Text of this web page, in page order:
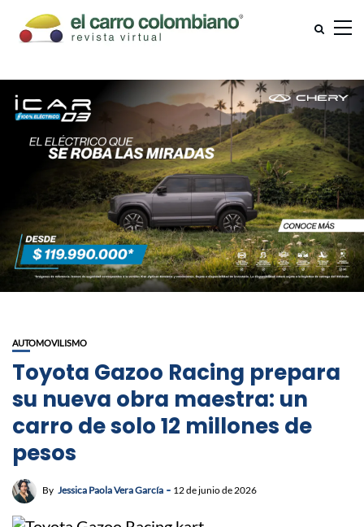
AUTOMOVILISMO
Toyota Gazoo Racing prepara
su nueva obra maestra: un
carro de solo 12 millones de
pesos
By Jessica Paola Vera García 12 de junio de 2026